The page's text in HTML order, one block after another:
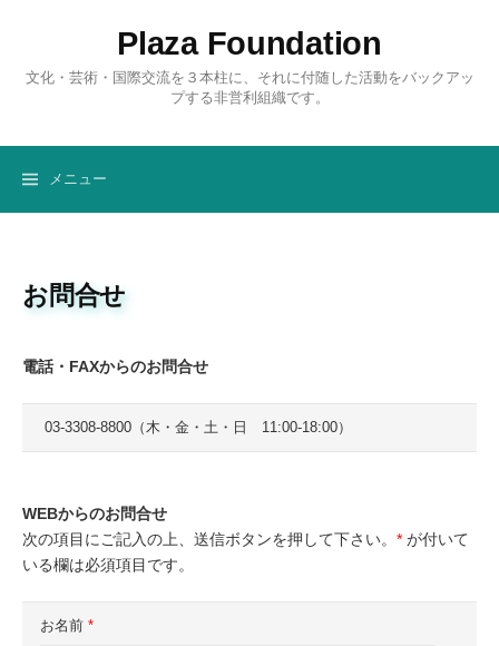
ッ
Plaza Foundation
文化・芸術・国際交流を３本柱に、それに付随した活動をバックアッ
プする非営利組織です。
メニュー
お問合せ
電話・ FAXからのお問合せ
03-3308-8800（木・金・土・日 11:00-18:00）
WEBからのお問合せ
次の項目にご記入の上、送信ボタンを押して下さい。 * が付いて
いる欄は必須項目です。
お名前 *